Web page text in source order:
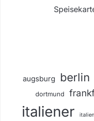
augsburg berlin
dortmund
italiener